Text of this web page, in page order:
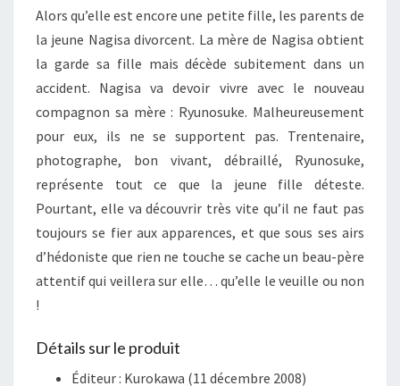
Alors qu’elle est encore une petite fille, les parents de
la jeune Nagisa divorcent. La mère de Nagisa obtient
la garde sa fille mais décède subitement dans un
accident. Nagisa va devoir vivre avec le nouveau
compagnon sa mère : Ryunosuke. Malheureusement
pour eux, ils ne se supportent pas. Trentenaire,
photographe, bon vivant, débraillé, Ryunosuke,
représente tout ce que la jeune fille déteste.
Pourtant, elle va découvrir très vite qu’il ne faut pas
toujours se fier aux apparences, et que sous ses airs
d’hédoniste que rien ne touche se cache un beau-père
attentif qui veillera sur elle… qu’elle le veuille ou non
!
Détails sur le produit
Éditeur : Kurokawa (11 décembre 2008)